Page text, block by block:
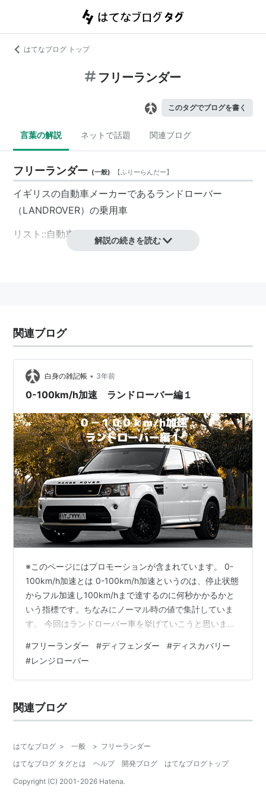
はてなブログ トップ
フリーランダー
このタグでブログを書く
言葉の解説 ネットで話題 関連ブログ
フリーランダー (一般) 【ふりーらんだー】
イギリスの自動車メーカーであるランドローバー
（LANDROVER）の乗用車
リスト::自動車
解説の続きを読む
関連ブログ
白身の雑記帳 • 3年前
0-100km/h加速 ランドローバー編１
※このページにはプロモーションが含まれています。 0-
100km/h加速とは 0-100km/h加速というのは、停止状態
からフル加速し100km/hまで達するのに何秒かかるかと
いう指標です。ちなみにノーマル時の値で集計していま
す。 今回はランドローバー車を挙げていこうと思いま
りましたので列挙していきます。 ランドローバー
FREELANDER 3.2 233PS： 8.9秒FREELANDER 2.2D
160PS： 11.7秒 ミドルサイズSUV「フリーランダー」。
リッターはそこ…
#フリーランダー #ディフェンダー #ディスカバリー
#レンジローバー
関連ブログ
はてなブログ > 一般 > フリーランダー
はてなブログ タグとは
ヘルプ 開発ブログ
はてなブログトップ
Copyright (C) 2001-2026 Hatena.